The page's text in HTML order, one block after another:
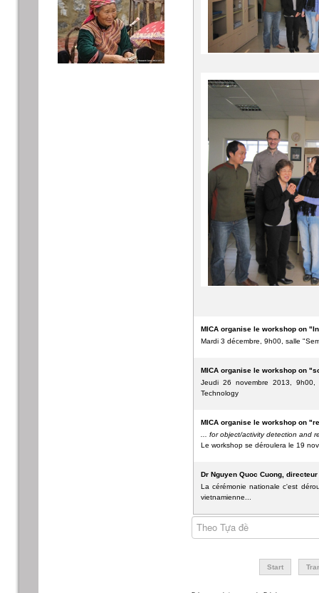
MICA organise le workshop on
Mardi 3 décembre, 9h00, salle
MICA organise le workshop on
Jeudi 26 novembre 2013, 9h00,
Technology
MICA organise le workshop on
... for object/activity detection and
Le workshop se déroulera le 19
Dr Nguyen Quoc Cuong,
La cérémonie nationale c'est
vietnamienne...
Theo Tựa đề
Start